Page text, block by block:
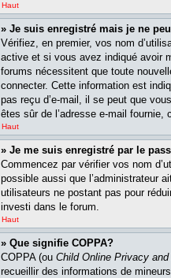
Haut
» Je suis enregistré mais je ne
Vérifiez, en premier, vos nom
active et si vous avez indiqué avoir
forums nécessitent que toute
connecter. Cette information est
pas reçu d’e-mail, il se peut que
êtes sûr de l’adresse e-mail fournie,
Haut
» Je me suis enregistré par le
Commencez par vérifier vos nom
possible aussi que l’administrateur
utilisateurs ne postant pas pour
investi dans le forum.
Haut
» Que signifie COPPA?
COPPA (ou Child Online Privacy
recueillir des informations de